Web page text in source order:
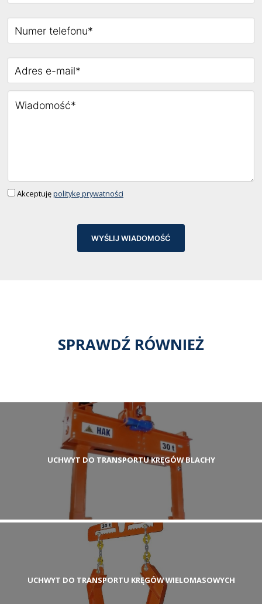
Akceptujępolitykę prywatności
WYŚLIJ WIADOMOŚĆ
SPRAWDŹ RÓWNIEŻ
UCHWYT DO TRANSPORTU KRĘGÓW BLACHY
UCHWYT DO TRANSPORTU KRĘGÓW WIELOMASOWYCH